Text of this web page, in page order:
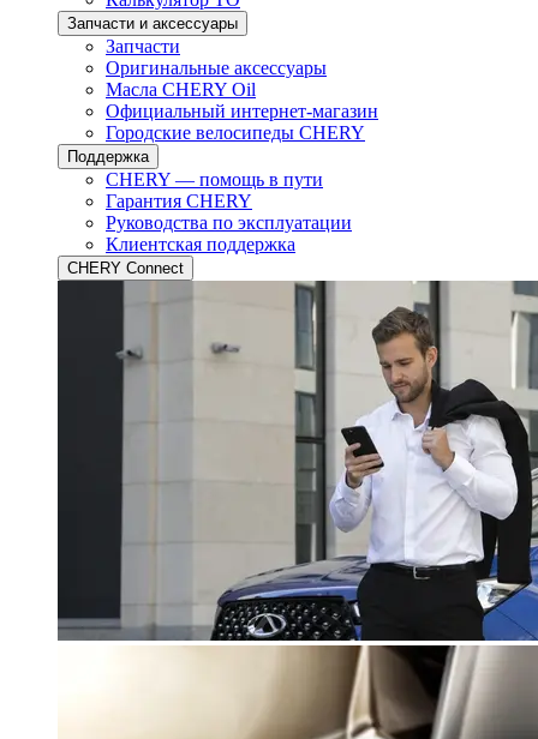
Запчасти и аксессуары
Запчасти
Оригинальные аксессуары
Масла CHERY Oil
Официальный интернет-магазин
Городские велосипеды CHERY
Поддержка
CHERY — помощь в пути
Гарантия CHERY
Руководства по эксплуатации
Клиентская поддержка
CHERY Connect